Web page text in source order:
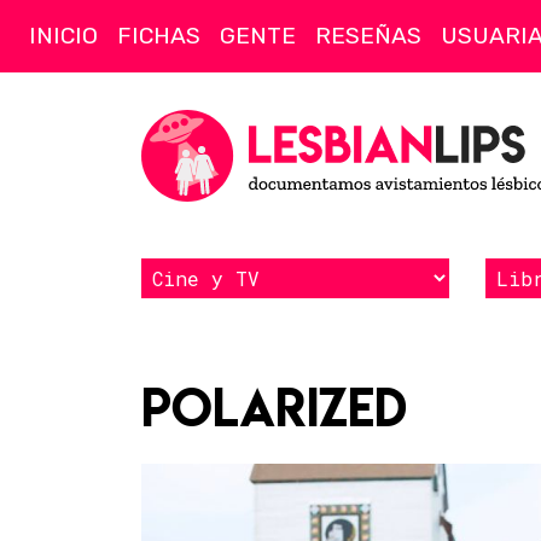
INICIO FICHAS GENTE RESEÑAS
Polarized